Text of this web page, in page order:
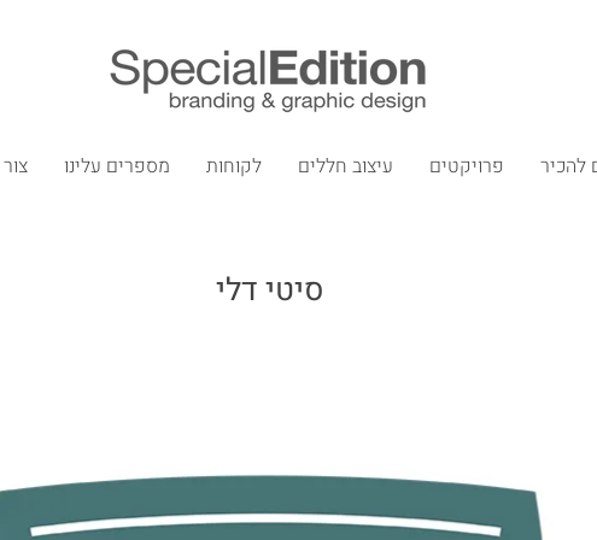
להכיר פרויקטים עיצוב חללים לקוחות מספרים עלינו
סיטי דלי